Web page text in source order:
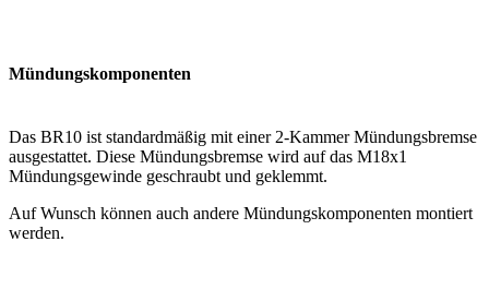
Mündungskomponenten
Das BR10 ist standardmäßig mit einer 2-Kammer Mündungsbremse
ausgestattet. Diese Mündungsbremse wird auf das M18x1
Mündungsgewinde geschraubt und geklemmt.
Auf Wunsch können auch andere Mündungskomponenten montiert
werden.